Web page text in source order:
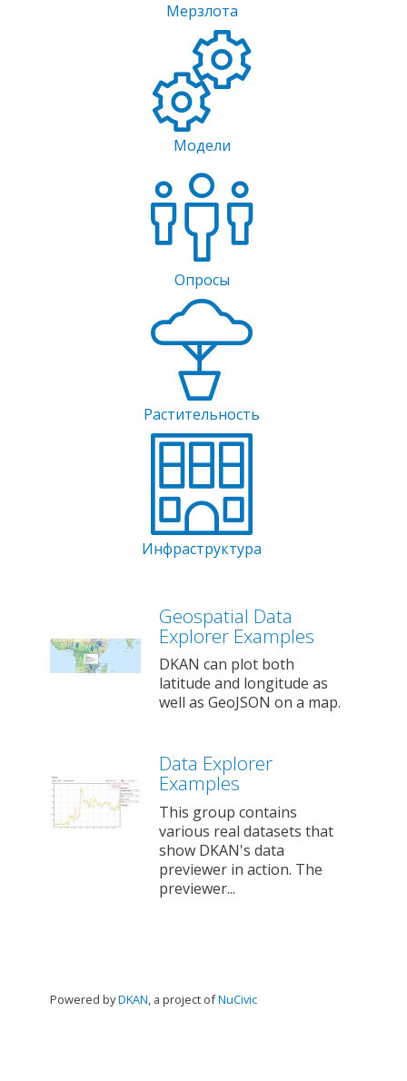
Мерзлота
Модели
Опросы
Растительность
Инфраструктура
Geospatial Data
Explorer Examples
DKAN can plot both
latitude and longitude as
well as GeoJSON on a map.
Data Explorer
Examples
This group contains
various real datasets that
show DKAN's data
previewer in action. The
previewer...
Powered byDKAN, a project ofNuCivic